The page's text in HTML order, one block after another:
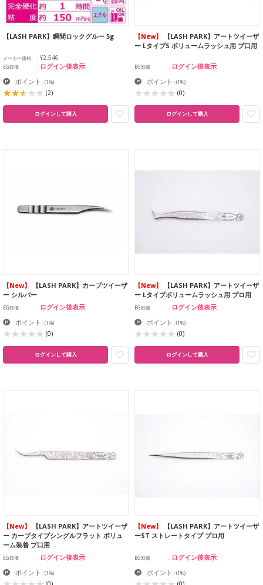
【LASH PARK】瞬間ロックグルー 5g
メーカー価格 ¥2,546
EG卸価 ログイン後表示
ポイント :(1%)
(2)
ログインして購入
【New】
【LASH PARK】アートツイーザ
ー LタイプS ボリュームラッシュ用 プ口用
EG卸価 ログイン後表示
ポイント :(1%)
(0)
ログインして購入
【New】
【LASH PARK】カーブツイーザ
ー シルバー
EG卸価 ログイン後表示
ポイント :(1%)
(0)
ログインして購入
【New】
【LASH PARK】アートツイーザ
ー Lタイプボリュームラッシュ用 プロ用
EG卸価 ログイン後表示
ポイント :(1%)
(0)
ログインして購入
【New】
【LASH PARK】アートツイーザ
ー カーブタイプシングルフラット ボリュ
ーム装着 プ口用
EG卸価 ログイン後表示
ポイント :(1%)
【New】
【LASH PARK】アートツイーザ
ーST ストレートタイプ プロ用
EG卸価 ログイン後表示
ポイント :(1%)